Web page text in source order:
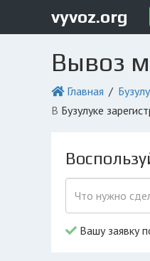
vyvoz.org
Вывоз
Главная
в Бузулуке
Вашу заявку